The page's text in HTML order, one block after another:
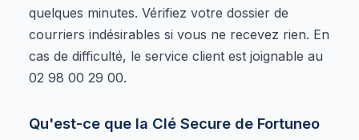
quelques minutes. Vérifiez votre dossier de
courriers indésirables si vous ne recevez rien. En
cas de difficulté, le service client est joignable au
02 98 00 29 00.
Qu'est-ce que la Clé Secure de Fortuneo